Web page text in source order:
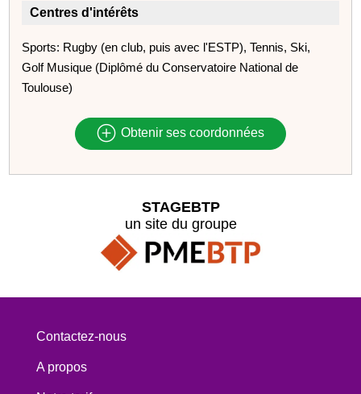
Centres d'intérêts
Sports: Rugby (en club, puis avec l'ESTP), Tennis, Ski,
Golf Musique (Diplômé du Conservatoire National de
Toulouse)
Obtenir ses coordonnées
STAGEBTP
un site du groupe
Contactez-nous
A propos